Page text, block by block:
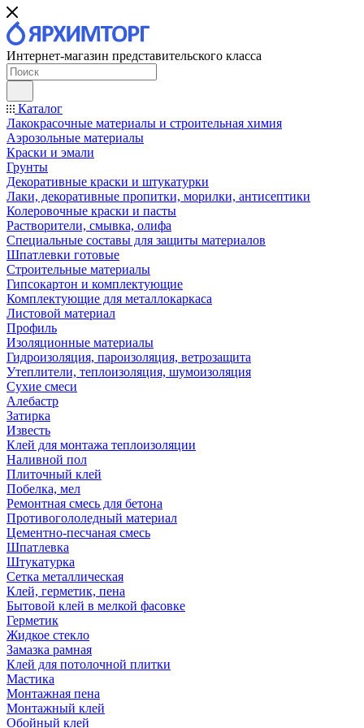
Интернет-магазин представительского класса
Каталог
Лакокрасочные материалы и строительная химия
Аэрозольные материалы
Краски и эмали
Грунты
Декоративные краски и штукатурки
Лаки, декоративные пропитки, морилки, антисептики
Колеровочные краски и пасты
Растворители, смывка, олифа
Специальные составы для защиты материалов
Шпатлевки готовые
Строительные материалы
Гипсокартон и комплектующие
Комплектующие для металлокаркаса
Листовой материал
Профиль
Изоляционные материалы
Гидроизоляция, пароизоляция, ветрозащита
Утеплители, теплоизоляция, шумоизоляция
Сухие смеси
Алебастр
Затирка
Известь
Клей для монтажа теплоизоляции
Наливной пол
Плиточный клей
Побелка, мел
Ремонтная смесь для бетона
Противогололедный материал
Цементно-песчаная смесь
Шпатлевка
Штукатурка
Сетка металлическая
Клей, герметик, пена
Бытовой клей в мелкой фасовке
Герметик
Жидкое стекло
Замазка рамная
Клей для потолочной плитки
Мастика
Монтажная пена
Монтажный клей
Обойный клей